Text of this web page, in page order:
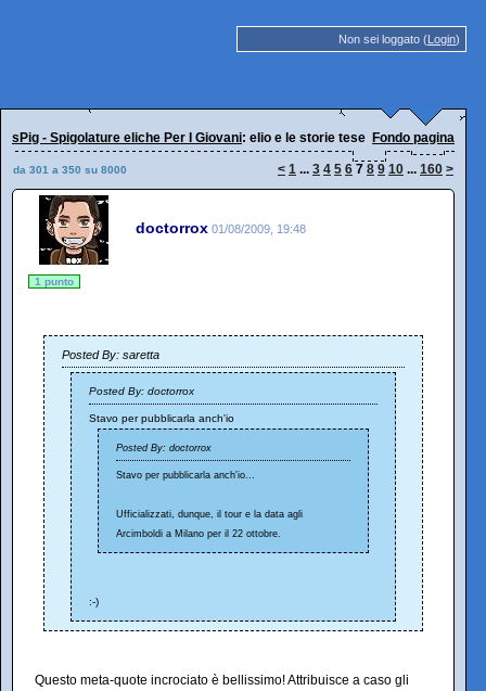
Non sei loggato (Login)
sPig - Spigolature eliche Per I Giovani: elio e le storie tese Fondo pagina
da 301 a 350 su 8000 < 1 ... 3 4 5 6 7 8 9 10 ... 160 >
doctorrox 01/08/2009, 19:48
1 punto
Posted By: saretta
Posted By: doctorrox
Stavo per pubblicarla anch'io
Posted By: doctorrox
Stavo per pubblicarla anch'io...
Ufficializzati, dunque, il tour e la data agli
Arcimboldi a Milano per il 22 ottobre.
:-)
Questo meta-quote incrociato è bellissimo! Attribuisce a caso gli